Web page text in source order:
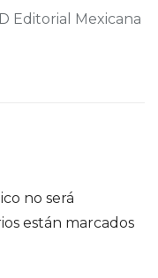
Editorial Mexicana
no será
están marcados